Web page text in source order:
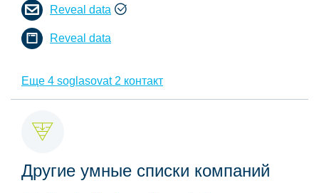
Reveal data
Reveal data
Еще 4 soglasovat 2 контакт
Другие умные списки компаний